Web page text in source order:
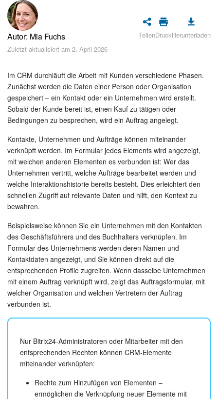
Sicherheit
Womit fangen Sie an?
Feed
Abonnement
Aufgaben und Projekte
KI-Projekte
Messenger
Collabs
Projektgruppen
Drive
Webmail
CRM
Buchung
KI in Bitrix24
Elektronische Unterschrift für HR
Elektronische Unterschrift
Autor: Mia Fuchs
Zuletzt aktualisiert am 2. April 2026
TeilenDruckHerunterladen
Im CRM durchläuft die Arbeit mit Kunden verschiedene Phasen.
Zunächst werden die Daten einer Person oder Organisation
gespeichert – ein Kontakt oder ein Unternehmen wird erstellt.
Sobald der Kunde bereit ist, einen Kauf zu tätigen oder
Bedingungen zu besprechen, wird ein Auftrag angelegt.
Kontakte, Unternehmen und Aufträge können miteinander
verknüpft werden. Im Formular jedes Elements wird angezeigt,
mit welchen anderen Elementen es verbunden ist: Wer das
Unternehmen vertritt, welche Aufträge bearbeitet werden und
welche Interaktionshistorie bereits besteht. Dies erleichtert den
schnellen Zugriff auf relevante Daten und hilft, den Kontext zu
bewahren.
Beispielsweise können Sie ein Unternehmen mit den Kontakten
des Geschäftsführers und des Buchhalters verknüpfen. Im
Formular des Unternehmens werden deren Namen und
Kontaktdaten angezeigt, und Sie können direkt auf die
entsprechenden Profile zugreifen. Wenn dasselbe Unternehmen
mit einem Auftrag verknüpft wird, zeigt das Auftragsformular, mit
welcher Organisation und welchen Vertretern der Auftrag
verbunden ist.
Nur Bitrix24-Administratoren oder Mitarbeiter mit den
entsprechenden Rechten können CRM-Elemente
miteinander verknüpfen:
Rechte zum Hinzufügen von Elementen –
ermöglichen die Verknüpfung neuer Elemente mit